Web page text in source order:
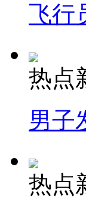
飞行
热点
男子
热点